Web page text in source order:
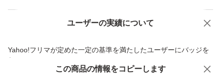
ユーザーの実績について
Yahoo!フリマが定めた一定の基準を満たしたユーザーにバッジを
付与しています
価格の相談 商品への質問
この商品の情報をコピーします
この商品をみている人にオススメ